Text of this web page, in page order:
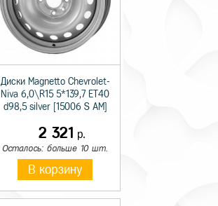
Диски Magnetto Chevrolet-
Niva 6,0\R15 5*139,7 ET40
d98,5 silver [15006 S AM]
2 321 р.
Осталось: больше 10 шт.
В корзину